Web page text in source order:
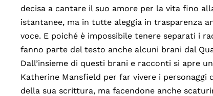
decisa a cantare il suo amore per la vita fino
istantanee, ma in tutte aleggia in trasparenza
voce. E poiché è impossibile tenere separati i
fanno parte del testo anche alcuni brani dal
Dall’insieme di questi brani e racconti si apre
Katherine Mansfield per far vivere i
della sua scrittura, ma facendone anche